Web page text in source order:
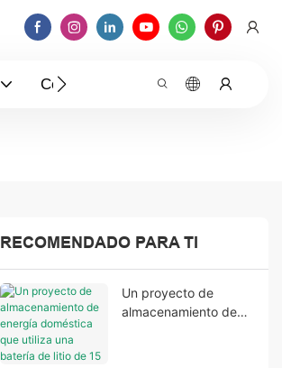
Contáctenos
RECOMENDADO PARA TI
Un proyecto de
almacenamiento de